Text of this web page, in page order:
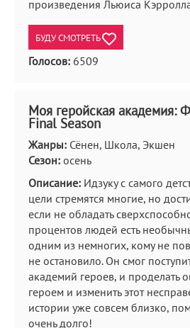
произведения Льюиса
БУДУ СМОТРЕТЬ
Голосов: 6509
Моя геройская академия:
Final Season
Жанры: Сёнен, Школа, Экшен
Сезон: осень
Описание: Идзуку с самого
цели стремятся многие, но
если не обладать
процентов людей есть
одним из немногих, кому не
не остановило. Он смог
академий героев, и проделать
героем и изменить этот
истории уже совсем близко,
очень долго!